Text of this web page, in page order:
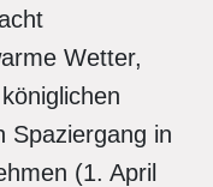
Wetter,
Spaziergang in
(1. April